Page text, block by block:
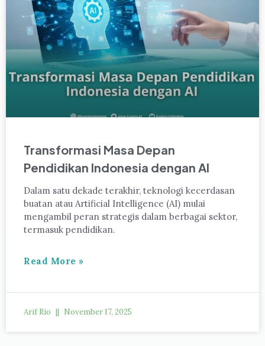
Transformasi Masa Depan
Pendidikan Indonesia dengan AI
Dalam satu dekade terakhir, teknologi kecerdasan
buatan atau Artificial Intelligence (AI) mulai
mengambil peran strategis dalam berbagai sektor,
termasuk pendidikan.
Read More »
Arif Rio November 17, 2025